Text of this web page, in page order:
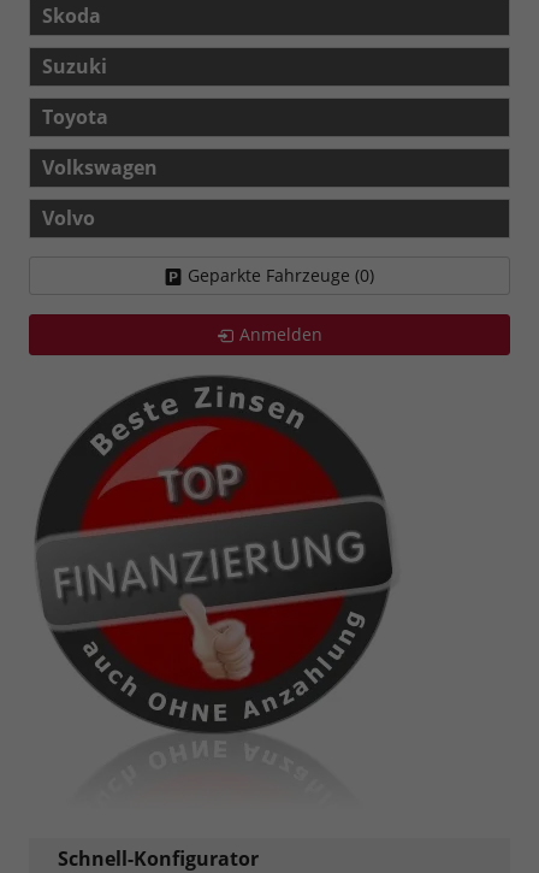
Skoda
Suzuki
Toyota
Volkswagen
Volvo
Geparkte Fahrzeuge (0)
Anmelden
Schnell-Konfigurator